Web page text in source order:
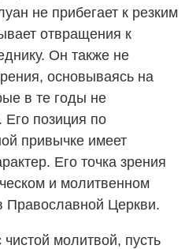
не прибегает к резким
отвращения к
Он также не
основываясь на
в те годы не
Его позиция по
привычке имеет
Его точка зрения
и молитвенном
Православной Церкви.
молитвой, пусть